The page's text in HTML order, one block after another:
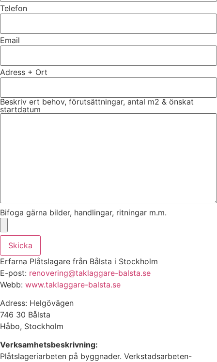
Telefon
Email
Adress + Ort
Beskriv ert behov, förutsättningar, antal m2 & önskat
startdatum
Bifoga gärna bilder, handlingar, ritningar m.m.
Skicka
Erfarna Plåtslagare från Bålsta i Stockholm
E-post: renovering@taklaggare-balsta.se
Webb: www.taklaggare-balsta.se
Adress: Helgövägen
746 30 Bålsta
Håbo, Stockholm
Verksamhetsbeskrivning:
Plåtslageriarbeten på byggnader. Verkstadsarbeten-